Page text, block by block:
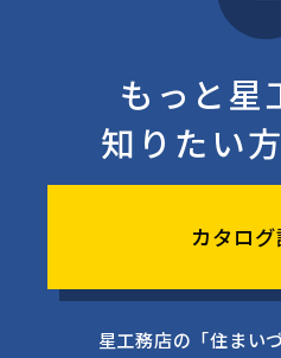
もっと星
知りたい
カタロ
星工務店の「住まい